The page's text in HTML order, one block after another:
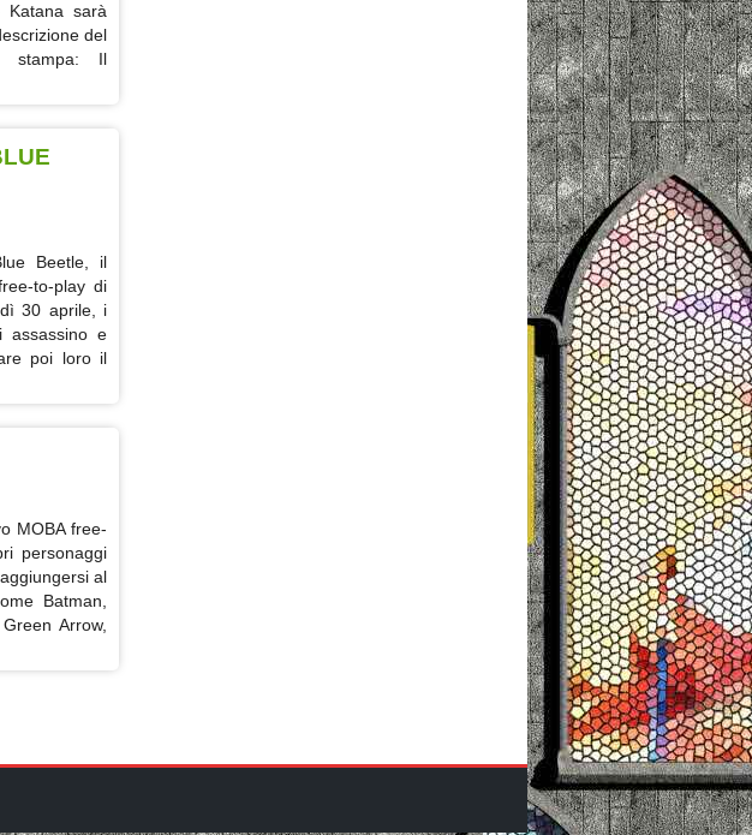
Katana sarà
del
stampa: Il
Beetle, il
to-play di
30 aprile, i
assassino e
poi loro il
MOBA free-
personaggi
al
Batman,
Arrow,